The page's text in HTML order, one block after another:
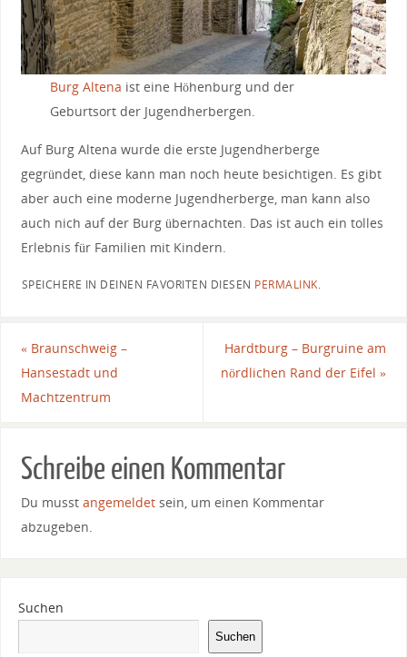
Burg Altena ist eine Höhenburg und der
Geburtsort der Jugendherbergen.
Auf Burg Altena wurde die erste Jugendherberge
gegründet, diese kann man noch heute besichtigen. Es gibt
aber auch eine moderne Jugendherberge, man kann also
auch nich auf der Burg übernachten. Das ist auch ein tolles
Erlebnis für Familien mit Kindern.
SPEICHERE IN DEINEN FAVORITEN DIESEN PERMALINK.
«Braunschweig –
Hansestadt und
Machtzentrum
Hardtburg – Burgruine am
nördlichen Rand der Eifel»
Schreibe einen Kommentar
Du musst angemeldetsein, um einen Kommentar
abzugeben.
Suchen
Suchen